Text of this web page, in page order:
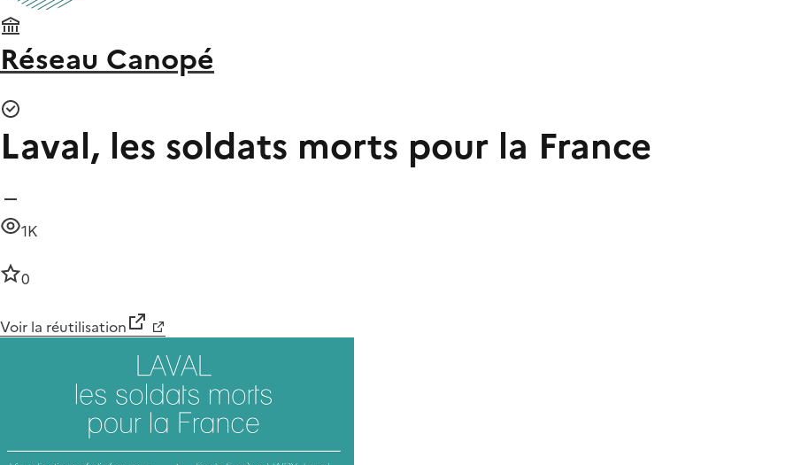
Réseau Canopé
Laval, les soldats morts pour la France
1K
0
Voir la réutilisation